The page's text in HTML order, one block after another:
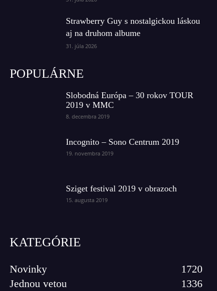
Strawberry Guy s nostalgickou láskou
aj na druhom albume
31. júla 2026
POPULÁRNE
Slobodná Európa – 30 rokov TOUR
2019 v MMC
8. decembra 2019
Incognito – Sono Centrum 2019
19. novembra 2019
Sziget festival 2019 v obrazoch
15. augusta 2019
KATEGÓRIE
Novinky
1720
Jednou vetou
1336